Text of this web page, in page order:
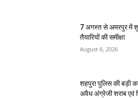
7 अगस्त से अमरपुर में
तैयारियों की समीक्षा
August 6, 2026
शहपुरा पुलिस की बड़ी
अवैध अंग्रेजी शराब एवं